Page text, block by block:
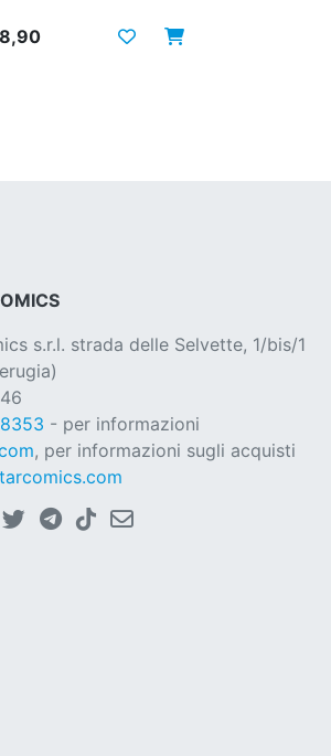
s.r.l. strada delle Selvette, 1/bis/1
- per informazioni
, per informazioni sugli acquisti